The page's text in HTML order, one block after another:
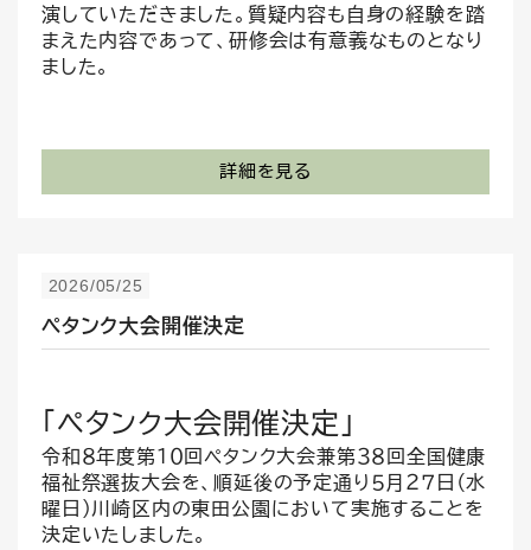
演していただきました。質疑内容も自身の経験を踏
まえた内容であって、研修会は有意義なものとなり
ました。
詳細を見る
2026/05/25
ペタンク大会開催決定
「ペタンク大会開催決定」
令和８年度第１０回ペタンク大会兼第３８回全国健康
福祉祭選抜大会を、順延後の予定通り５月２７日（水
曜日）川崎区内の東田公園において実施することを
決定いたしました。